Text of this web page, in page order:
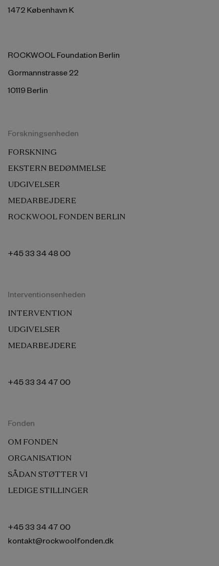
1472 København K
ROCKWOOL Foundation Berlin
Gormannstrasse 22
10119 Berlin
Forskningsenheden
FORSKNING
EKSTERN BEDØMMELSE
UDGIVELSER
MEDARBEJDERE
ROCKWOOL FONDEN BERLIN
+45 33 34 48 00
Interventionsenheden
INTERVENTION
UDGIVELSER
MEDARBEJDERE
+45 33 34 47 00
Fonden
OM FONDEN
ORGANISATION
SÅDAN STØTTER VI
LEDIGE STILLINGER
+45 33 34 47 00
kontakt@rockwoolfonden.dk